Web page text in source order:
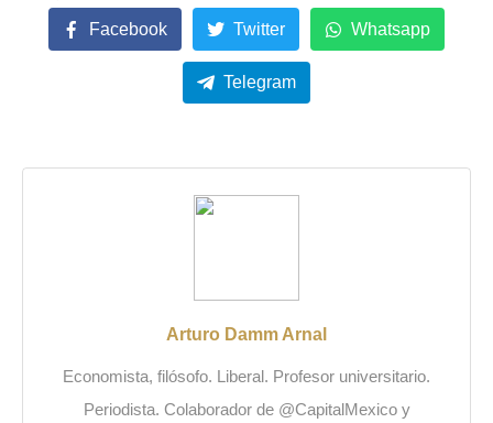
Facebook Twitter Whatsapp
Telegram
Arturo Damm Arnal
Economista, filósofo. Liberal. Profesor universitario.
Periodista. Colaborador de @CapitalMexico y